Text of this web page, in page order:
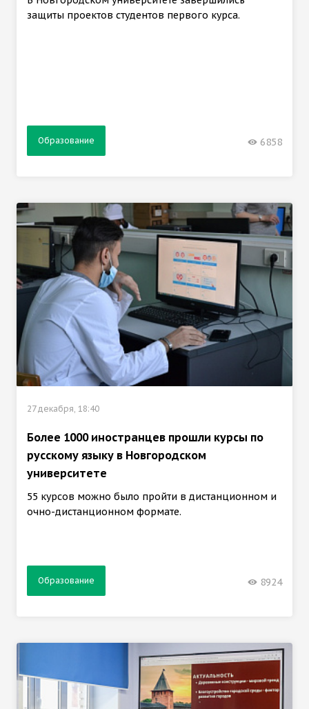
защиты проектов студентов первого курса.
Образование 6858
27 декабря, 18:40
Более 1000 иностранцев прошли курсы по
русскому языку в Новгородском
университете
55 курсов можно было пройти в дистанционном и
очно-дистанционном формате.
Образование 8924